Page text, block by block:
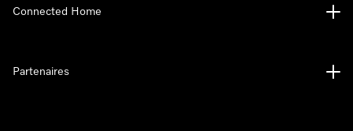
Connected Home
Partenaires